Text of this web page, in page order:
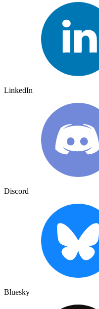
LinkedIn
Discord
Bluesky